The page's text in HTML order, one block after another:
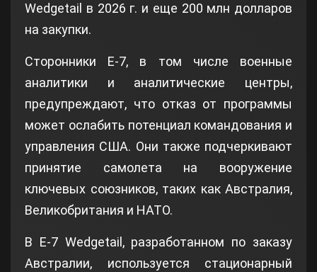
Wedgetail в 2026 г. и еще 200 млн долларов
на закупки.
Сторонники E-7, в том числе военные
аналитики и аналитические центры,
предупреждают, что отказ от программы
может ослабить потенциал командования и
управления США. Они также подчеркивают
принятие самолета на вооружение
ключевых союзников, таких как Австралия,
Великобритания и НАТО.
В E-7 Wedgetail, разработанном по заказу
Австралии, используется стационарный